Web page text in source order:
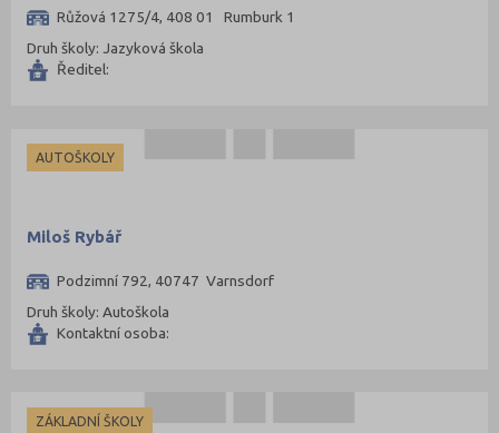
Růžová 1275/4, 408 01 Rumburk 1
Druh školy: Jazyková škola
Ředitel:
AUTOŠKOLY
Miloš Rybář
Podzimní 792, 40747 Varnsdorf
Druh školy: Autoškola
Kontaktní osoba:
ZÁKLADNÍ ŠKOLY